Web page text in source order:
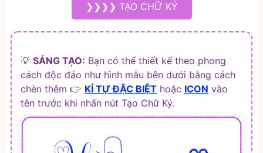
❯❯❯❯ TẠO CHỮ KÝ
💡 SÁNG TẠO: Bạn có thể thiết kế theo phong
cách độc đáo như hình mẫu bên dưới bằng cách
chèn thêm 👉 KÍ TỰ ĐẶC BIỆT hoặc ICON vào
tên trước khi nhấn nút Tạo Chữ Ký.